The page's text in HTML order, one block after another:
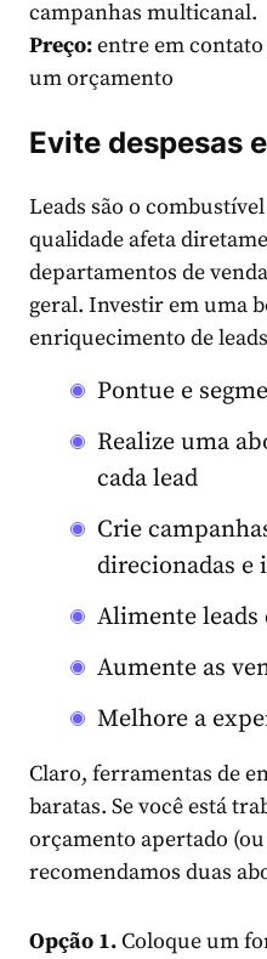
campanhas multicanal.
Preço:entre em
um orçamento
Evite despesas
Leads são o
qualidade afeta
departamentos de
geral. Investir em uma
enriquecimento de
Pontue e
Realize uma
cada lead
Crie
direcionadas e
Alimente
Aumente as
Melhore a
Claro, ferramentas de
baratas. Se você está
orçamento apertado
recomendamos duas
Opção 1.Coloque um